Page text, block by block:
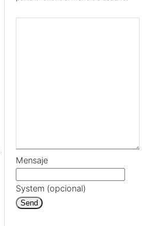
Mensaje
System (opcional)
Send